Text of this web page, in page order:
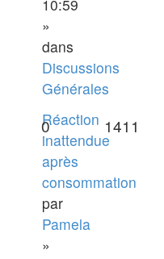
10:59
»
dans
Discussions
Générales
Réaction
inattendue
après
consommation
par
Pamela
»
0 1411